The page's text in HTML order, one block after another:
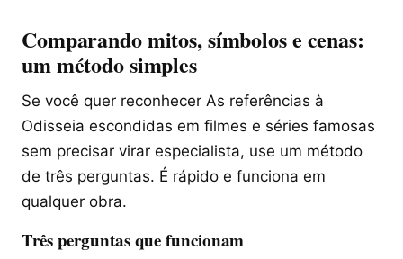
Comparando mitos, símbolos e cenas:
um método simples
Se você quer reconhecer As referências à
Odisseia escondidas em filmes e séries famosas
sem precisar virar especialista, use um método
de três perguntas. É rápido e funciona em
qualquer obra.
Três perguntas que funcionam